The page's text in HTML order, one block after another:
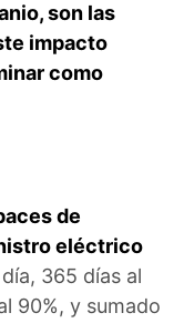
son las
impacto
como
de
eléctrico
365 días al
90%, y sumado